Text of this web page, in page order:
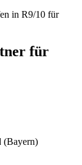
in R9/10 für
für
(Bayern)